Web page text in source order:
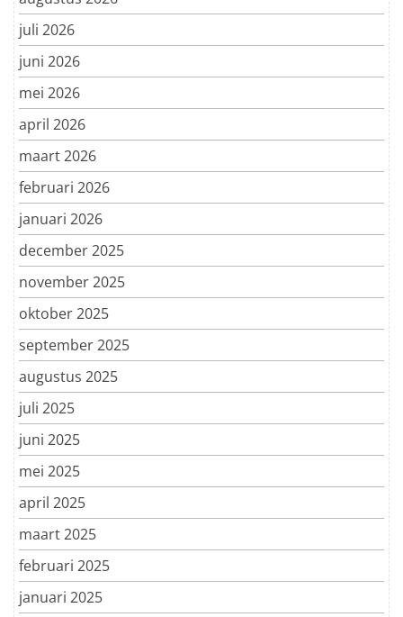
juli 2026
juni 2026
mei 2026
april 2026
maart 2026
februari 2026
januari 2026
december 2025
november 2025
oktober 2025
september 2025
augustus 2025
juli 2025
juni 2025
mei 2025
april 2025
maart 2025
februari 2025
januari 2025